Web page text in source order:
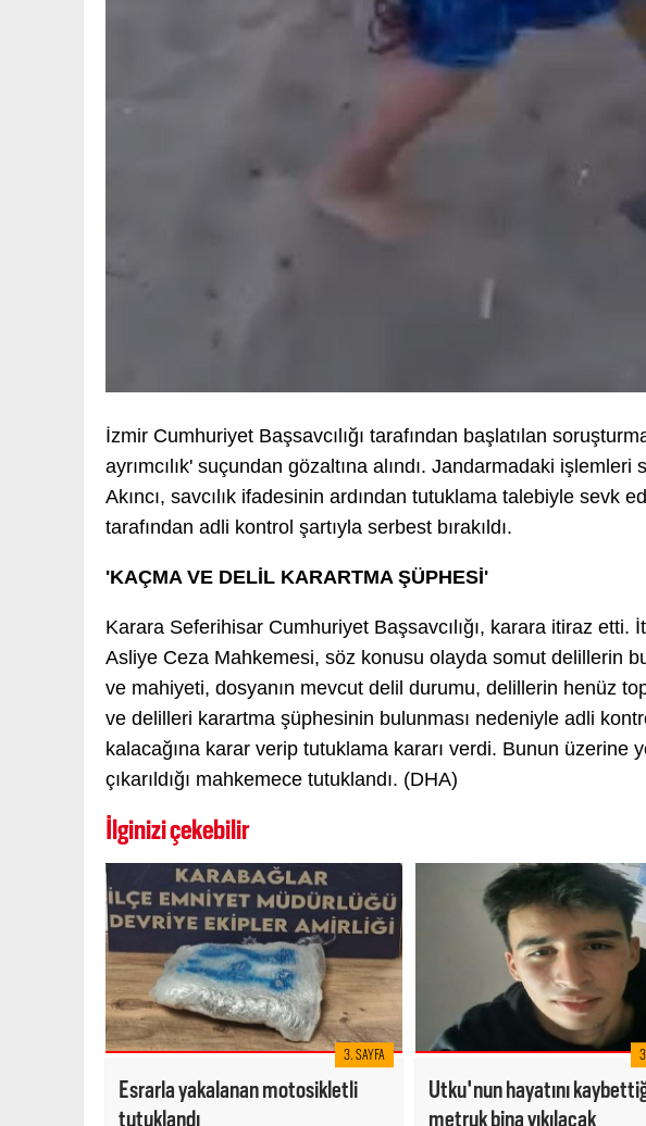
İzmir Cumhuriyet Başsavcılığı tarafından başlatılan
ayrımcılık' suçundan gözaltına alındı. Jandarmadaki işlemleri
Akıncı, savcılık ifadesinin ardından tutuklama talebiyle sevk
tarafından adli kontrol şartıyla serbest bırakıldı.
'KAÇMA VE DELİL KARARTMA ŞÜPHESİ'
Karara Seferihisar Cumhuriyet Başsavcılığı, karara itiraz etti.
Asliye Ceza Mahkemesi, söz konusu olayda somut delillerin
ve mahiyeti, dosyanın mevcut delil durumu, delillerin henüz
ve delilleri karartma şüphesinin bulunması nedeniyle adli
kalacağına karar verip tutuklama kararı verdi. Bunun üzerine
çıkarıldığı mahkemece tutuklandı. (DHA)
İlginizi çekebilir
3. SAYFA
Esrarla yakalanan motosikletli
tutuklandı
Utku'nun hayatını
metruk bina yıkılacak